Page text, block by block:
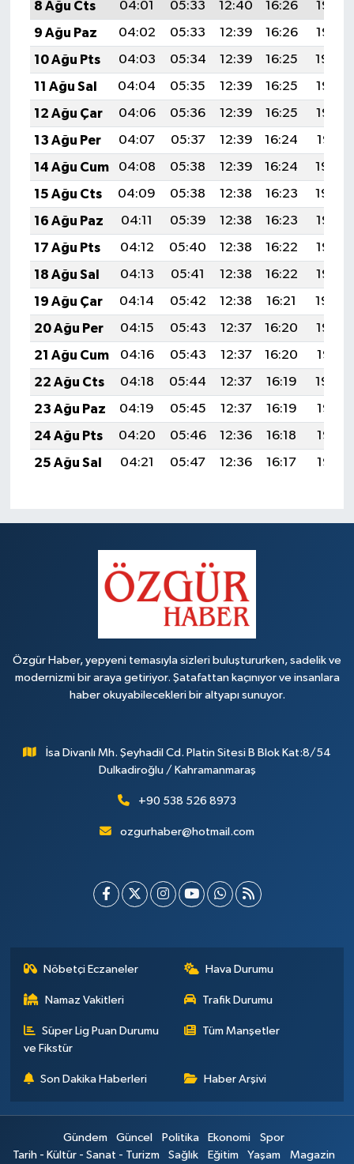
8 Ağu Cts
04:01 05:33 12:40 16:26
19:37
9 Ağu Paz
04:02 05:33 12:39 16:26
19:36
10 Ağu Pts
04:03 05:34 12:39 16:25
19:34
11 Ağu Sal
04:04 05:35 12:39 16:25
19:33
12 Ağu Çar
04:06 05:36 12:39 16:25
19:32
13 Ağu Per
04:07 05:37 12:39 16:24
19:31
14 Ağu Cum
04:08 05:38 12:39 16:24
19:30
15 Ağu Cts
04:09 05:38 12:38 16:23
19:29
16 Ağu Paz
04:11 05:39 12:38 16:23
19:27
17 Ağu Pts
04:12 05:40 12:38 16:22
19:26
18 Ağu Sal
04:13 05:41 12:38 16:22
19:25
19 Ağu Çar
04:14 05:42 12:38 16:21
19:24
20 Ağu Per
04:15 05:43 12:37 16:20
19:22
21 Ağu Cum
04:16 05:43 12:37 16:20
19:21
22 Ağu Cts
04:18 05:44 12:37 16:19
19:20
23 Ağu Paz
04:19 05:45 12:37 16:19
19:18
24 Ağu Pts
04:20 05:46 12:36 16:18
19:17
25 Ağu Sal
04:21 05:47 12:36 16:17 19:16
Özgür Haber, yepyeni temasıyla sizleri buluştururken, sadelik ve
modernizmi bir araya getiriyor. Şatafattan kaçınıyor ve insanlara
haber okuyabilecekleri bir altyapı sunuyor.
İsa Divanlı Mh. Şeyhadil Cd. Platin Sitesi B Blok Kat:8/54
Dulkadiroğlu / Kahramanmaraş
+90 538 526 8973
ozgurhaber@hotmail.com
Nöbetçi Eczaneler Hava Durumu
Namaz Vakitleri Trafik Durumu
Süper Lig Puan Durumu
ve Fikstür
Tüm Manşetler
Son Dakika Haberleri Haber Arşivi
Gündem Güncel Politika Ekonomi
Spor
Tarih - Kültür - Sanat - Turizm
Sağlık Eğitim Yaşam Magazin